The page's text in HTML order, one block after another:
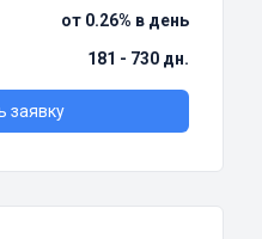
от 0.26% в день
181 - 730 дн.
заявку